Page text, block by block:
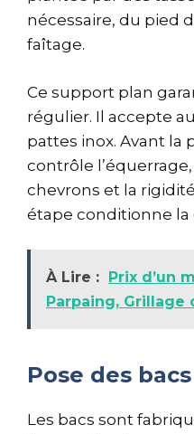
nécessaire, du pied
faîtage.
Ce support plan
régulier. Il accepte
pattes inox. Avant la
contrôle
chevrons et la
étape conditionne la
À Lire :
Prix d’un
Parpaing, Grillage
Pose des
Les bacs sont